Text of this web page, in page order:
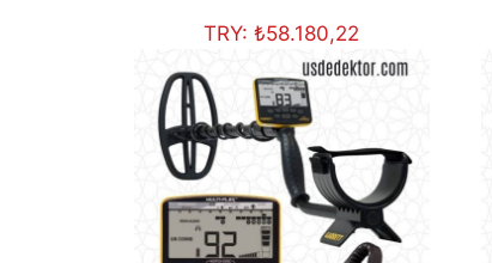
TRY:₺58.180,22